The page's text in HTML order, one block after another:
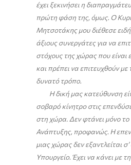
έχει ξεκινήσει η
πρώτη φάση της, όμως. Ο
Μητσοτάκης μου διέθεσε
άξιους συνεργάτες για να
στόχους της χώρας που είναι
και πρέπει να επιτευχθούν
δυνατό τρόπο.
Η δική μας κατεύθυνση
σοβαρό κίνητρο στις
στη χώρα. Δεν φτάνει μόνο το
Ανάπτυξης, προφανώς. Η
μιας χώρας δεν εξαντλείται
Υπουργείο. Έχει να κάνει με